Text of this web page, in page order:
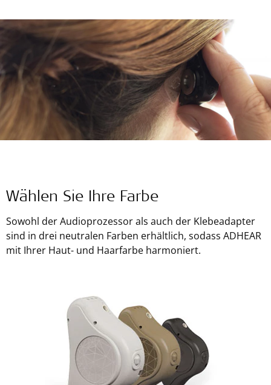
Wählen Sie Ihre Farbe
Sowohl der Audioprozessor als auch der Klebeadapter
sind in drei neutralen Farben erhältlich, sodass ADHEAR
mit Ihrer Haut- und Haarfarbe harmoniert.